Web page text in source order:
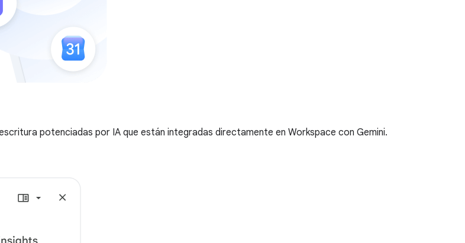
potenciadas por IA que están integradas directamente en Workspace con Gemini.